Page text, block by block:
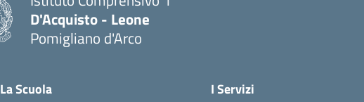
D'Acquisto - Leone
Pomigliano d'Arco
La Scuola I Servizi